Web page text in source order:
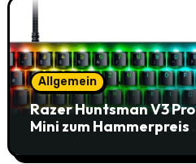
Allgemein
Razer Huntsman V3 Pro
Mini zum Hammerpreis –